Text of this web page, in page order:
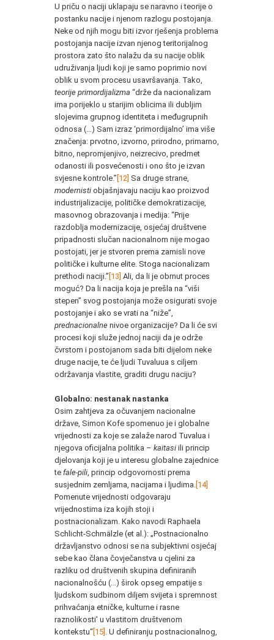
U priču o naciji uklapaju se naravno i teorije o
postanku nacije i njenom razlogu postojanja.
Neke od njih mogu biti izvor rješenja problema
postojanja nacije izvan njenog teritorijalnog
prostora zato što nalažu da su nacije oblik
udruživanja ljudi koji je samo poprimio novi
oblik u svom procesu usavršavanja. Tako,
teorije primordijalizma “drže da nacionalizam
ima porijeklo u starijim oblicima ili dubljim
slojevima grupnog identiteta i međugrupnih
odnosa (…) Sam izraz ‘primordijalno’ ima više
značenja: prvotno, izvorno, prirodno, primarno,
bitno, nepromjenjivo, neizrecivo, predmet
odanosti ili posvećenosti i ono što je izvan
svjesne kontrole.” [12] Sa druge strane,
modernisti objašnjavaju naciju kao proizvod
industrijalizacije, političke demokratizacije,
masovnog obrazovanja i medija: “Prije
razdoblja modernizacije, osjećaj društvene
pripadnosti slučan nacionalnom nije mogao
postojati, jer je stvoren prema zamisli nove
političke i kulturne elite. Stoga nacionalizam
prethodi naciji.” [13] Ali, da li je obrnut proces
moguć? Da li nacija koja je prešla na “viši
stepen” svog postojanja može osigurati svoje
postojanje i ako se vrati na “niže”,
prednacionalne nivoe organizacije? Da li će svi
procesi koji služe jednoj naciji da je održe
čvrstom i postojanom sada biti dijelom neke
druge nacije, te će ljudi Tuvaluua s ciljem
održavanja vlastite, graditi drugu naciju?
Globalno: nestanak nastanka
Osim zahtjeva za očuvanjem nacionalne
države, Simon Kofe spomenuo je i globalne
vrijednosti za koje se zalaže narod Tuvalua i
njegova oficijalna politika – kaitasi ili princip
djelovanja koji je u interesu globalne zajednice
te fale-pili , princip odgovornosti prema
susjednim zemljama, nacijama i ljudima. [14]
Pomenute vrijednosti odgovaraju
vrijednostima iza kojih stoji i
postnacionalizam. Kako navodi Raphaela
Schlicht-Schmälzle (et al.): „Postnacionalno
državljanstvo odnosi se na subjektivni osjećaj
sebe kao člana čovječanstva u cjelini za
razliku od društvenih skupina definiranih
nacionalnošću (...) širok opseg empatije s
ljudskom sudbinom diljem svijeta i spremnost
prihvaćanja etničke, kulturne i rasne
raznolikosti' u vlastitom društvenom
kontekstu“ [15] . U definiranju postnacionalnog,